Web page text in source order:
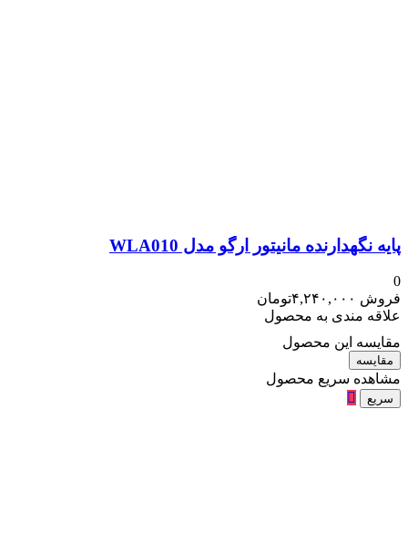
پایه نگهدارنده مانیتور ارگو مدل WLA010
0
فروش ۴,۲۴۰,۰۰۰تومان
علاقه مندی به محصول
مقایسه این محصول
مقایسه
مشاهده سریع محصول
سریع